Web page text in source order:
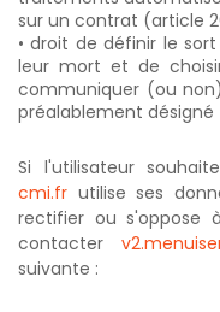
sur un contrat (article
• droit de définir le
leur mort et de
communiquer (ou
préalablement désigné
Si l'utilisateur
cmi.fr utilise ses
rectifier ou s'oppose
contacter
suivante :